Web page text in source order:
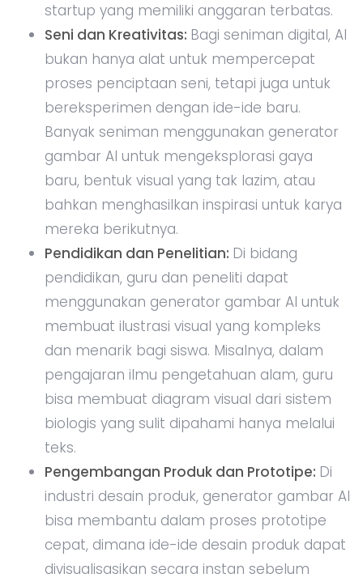
startup yang memiliki anggaran terbatas.
Seni dan Kreativitas: Bagi seniman digital, AI
bukan hanya alat untuk mempercepat
proses penciptaan seni, tetapi juga untuk
bereksperimen dengan ide-ide baru.
Banyak seniman menggunakan generator
gambar AI untuk mengeksplorasi gaya
baru, bentuk visual yang tak lazim, atau
bahkan menghasilkan inspirasi untuk karya
mereka berikutnya.
Pendidikan dan Penelitian: Di bidang
pendidikan, guru dan peneliti dapat
menggunakan generator gambar AI untuk
membuat ilustrasi visual yang kompleks
dan menarik bagi siswa. Misalnya, dalam
pengajaran ilmu pengetahuan alam, guru
bisa membuat diagram visual dari sistem
biologis yang sulit dipahami hanya melalui
teks.
Pengembangan Produk dan Prototipe: Di
industri desain produk, generator gambar AI
bisa membantu dalam proses prototipe
cepat, dimana ide-ide desain produk dapat
divisualisasikan secara instan sebelum